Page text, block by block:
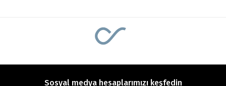
Sosyal medya hesaplarımızı keşfedin